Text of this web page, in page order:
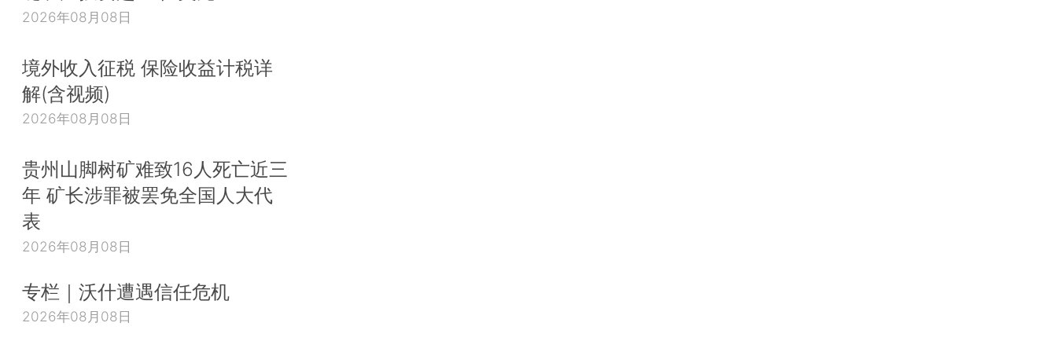
2026年08月08日
境外收入征税 保险收益计税详
解(含视频)
2026年08月08日
贵州山脚树矿难致16人死亡近三
年 矿长涉罪被罢免全国人大代
表
2026年08月08日
专栏｜沃什遭遇信任危机
2026年08月08日